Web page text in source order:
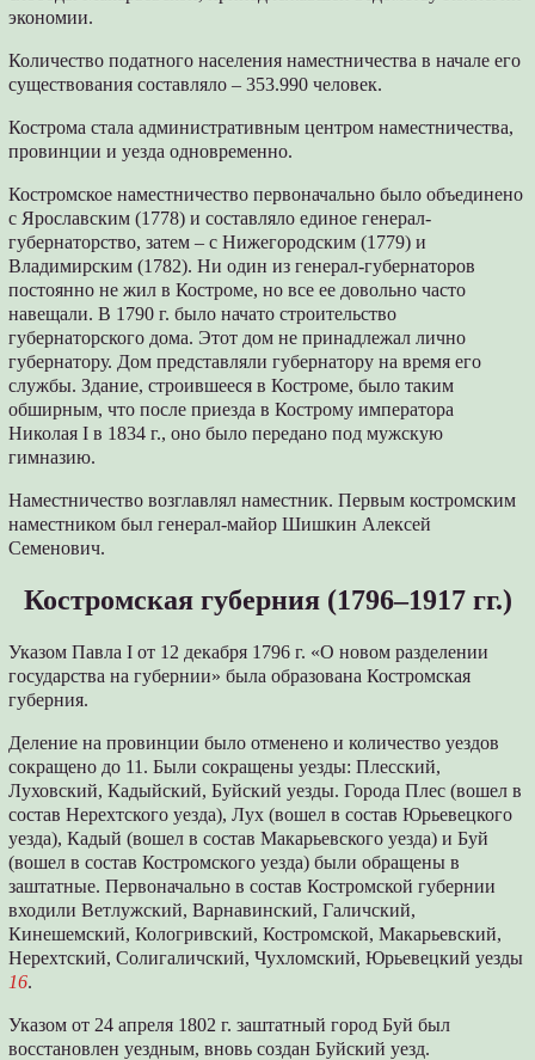
экономии.
Количество податного населения наместничества в начале его
существования составляло – 353.990 человек.
Кострома стала административным центром наместничества,
провинции и уезда одновременно.
Костромское наместничество первоначально было объединено
с Ярославским (1778) и составляло единое генерал-
губернаторство, затем – с Нижегородским (1779) и
Владимирским (1782). Ни один из генерал-губернаторов
постоянно не жил в Костроме, но все ее довольно часто
навещали. В 1790 г. было начато строительство
губернаторского дома. Этот дом не принадлежал лично
губернатору. Дом представляли губернатору на время его
службы. Здание, строившееся в Костроме, было таким
обширным, что после приезда в Кострому императора
Николая I в 1834 г., оно было передано под мужскую
гимназию.
Наместничество возглавлял наместник. Первым костромским
наместником был генерал-майор Шишкин Алексей
Семенович.
Костромская губерния (1796–1917 гг.)
Указом Павла I от 12 декабря 1796 г. «О новом разделении
государства на губернии» была образована Костромская
губерния.
Деление на провинции было отменено и количество уездов
сокращено до 11. Были сокращены уезды: Плесский,
Луховский, Кадыйский, Буйский уезды. Города Плес (вошел в
состав Нерехтского уезда), Лух (вошел в состав Юрьевецкого
уезда), Кадый (вошел в состав Макарьевского уезда) и Буй
(вошел в состав Костромского уезда) были обращены в
заштатные. Первоначально в состав Костромской губернии
входили Ветлужский, Варнавинский, Галичский,
Кинешемский, Кологривский, Костромской, Макарьевский,
Нерехтский, Солигаличский, Чухломский, Юрьевецкий уезды
16.
Указом от 24 апреля 1802 г. заштатный город Буй был
восстановлен уездным, вновь создан Буйский уезд.